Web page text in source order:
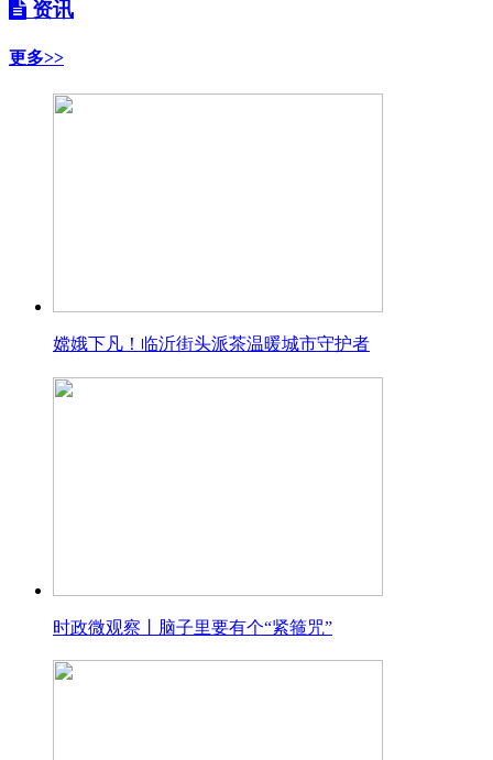
资讯
更多>>
嫦娥下凡！临沂街头派茶温暖城市守护者
时政微观察丨脑子里要有个“紧箍咒”